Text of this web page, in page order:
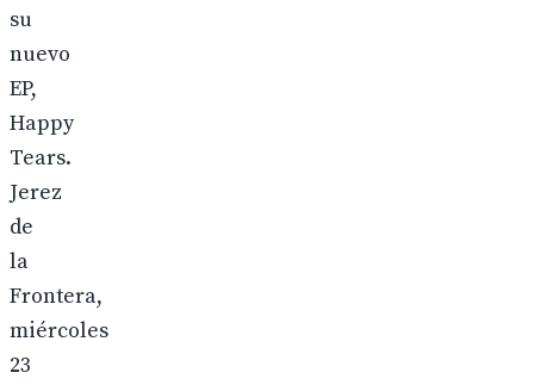
su
nuevo
EP,
Happy
Tears.
Jerez
de
la
Frontera,
miércoles
23